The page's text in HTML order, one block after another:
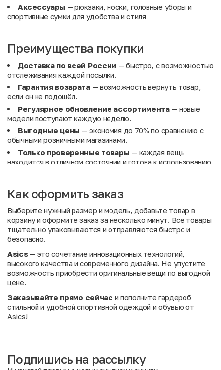
Аксессуары — рюкзаки, носки, головные уборы и
спортивные сумки для удобства и стиля.
Преимущества покупки
Доставка по всей России — быстро, с возможностью
отслеживания каждой посылки.
Гарантия возврата— возможность вернуть товар,
если он не подошёл.
Регулярное обновление ассортимента— новые
модели поступают каждую неделю.
Выгодные цены — экономия до 70% по сравнению с
обычными розничными магазинами.
Только проверенные товары — каждая вещь
находится в отличном состоянии и готова к использованию.
Как оформить заказ
Выберите нужный размер и модель, добавьте товар в
корзину и оформите заказ за несколько минут. Все товары
тщательно упаковываются и отправляются быстро и
безопасно.
Asics— это сочетание инновационных технологий,
высокого качества и современного дизайна. Не упустите
возможность приобрести оригинальные вещи по выгодной
цене.
Заказывайте прямо сейчас и пополните гардероб
стильной и удобной спортивной одеждой и обувью от
Asics!
Подпишись на рассылку